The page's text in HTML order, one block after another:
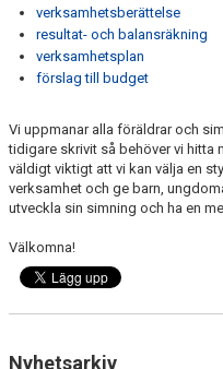
verksamhetsberättelse
resultat- och balansräkning
verksamhetsplan
förslag till budget
Vi uppmanar alla föräldrar och
tidigare skrivit så behöver vi hitta
väldigt viktigt att vi kan välja en
verksamhet och ge barn,
utveckla sin simning och ha en
Välkomna!
Nyhetsarkiv